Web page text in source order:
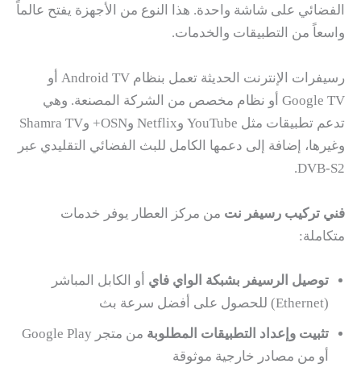
الفضائي على شاشة واحدة. هذا النوع من الأجهزة يفتح عالماً
واسعاً من التطبيقات والخدمات.
رسيفرات الإنترنت الحديثة تعمل بنظام Android TV أو
Google TV أو نظام مخصص من الشركة المصنعة. وهي
تدعم تطبيقات مثل YouTube وNetflix وOSN+ وShamra TV
وغيرها، إضافة إلى دعمها الكامل للبث الفضائي التقليدي عبر
DVB-S2.
فني تركيب رسيفر نت من مركز العطار يوفر خدمات
متكاملة:
توصيل الرسيفر بشبكة الواي فاي أو الكابل المباشر
(Ethernet) للحصول على أفضل سرعة بث
تثبيت وإعداد التطبيقات المطلوبة
من متجر Google Play
أو من مصادر خارجية موثوقة